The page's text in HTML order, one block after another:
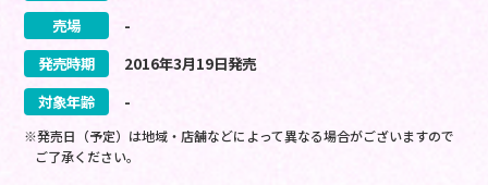
売場
-
発売時期
2016年3月19日発売
対象年齢
-
※発売日（予定）は地域・店舗などによって異なる場合がございますので
ご了承ください。